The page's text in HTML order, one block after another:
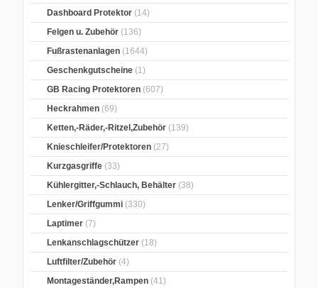
Dashboard Protektor (14)
Felgen u. Zubehör (136)
Fußrastenanlagen (1644)
Geschenkgutscheine (1)
GB Racing Protektoren (607)
Heckrahmen (69)
Ketten,-Räder,-Ritzel,Zubehör (139)
Knieschleifer/Protektoren (27)
Kurzgasgriffe (33)
Kühlergitter,-Schlauch, Behälter (38)
Lenker/Griffgummi (330)
Laptimer (7)
Lenkanschlagschützer (18)
Luftfilter/Zubehör (4)
Montageständer,Rampen (41)